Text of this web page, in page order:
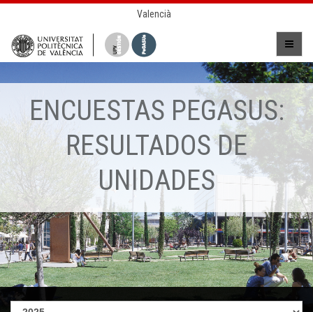
Valencià
ENCUESTAS PEGASUS:
RESULTADOS DE
UNIDADES